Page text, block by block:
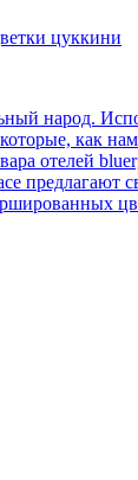
цуккини
народ.
как
отелей
предлагают